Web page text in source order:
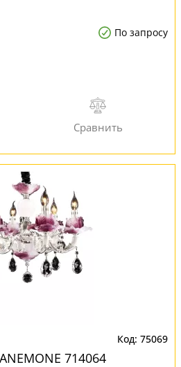
По запросу
75069
714064